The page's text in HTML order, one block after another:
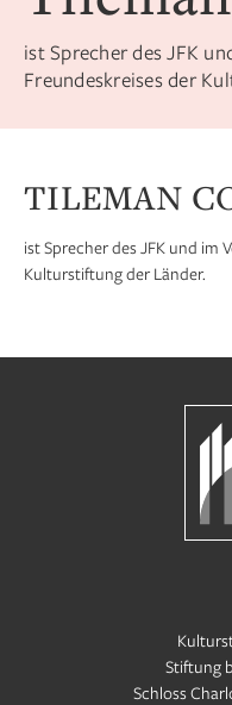
ist Sprecher des JFK
Freundeskreises der
TILEMAN
ist Sprecher des JFK und im
Kulturstiftung der Länder.
Stiftung
Schloss